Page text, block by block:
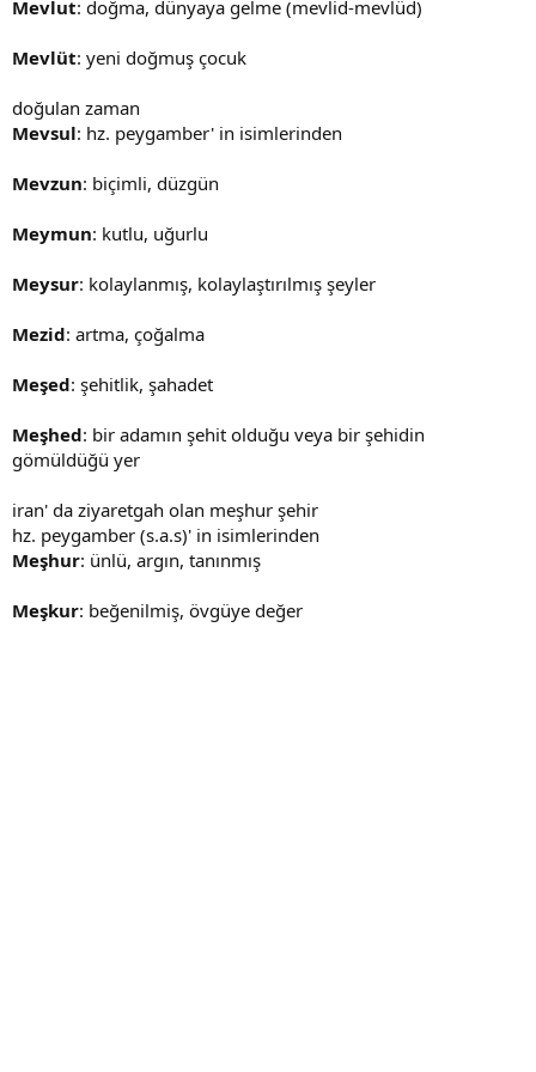
Mevlut: doğma, dünyaya gelme (mevlid-mevlüd)
Mevlüt: yeni doğmuş çocuk
doğulan zaman
Mevsul: hz. peygamber' in isimlerinden
Mevzun: biçimli, düzgün
Meymun: kutlu, uğurlu
Meysur: kolaylanmış, kolaylaştırılmış şeyler
Mezid: artma, çoğalma
Meşed: şehitlik, şahadet
Meşhed: bir adamın şehit olduğu veya bir şehidin
gömüldüğü yer
iran' da ziyaretgah olan meşhur şehir
hz. peygamber (s.a.s)' in isimlerinden
Meşhur: ünlü, argın, tanınmış
Meşkur: beğenilmiş, övgüye değer